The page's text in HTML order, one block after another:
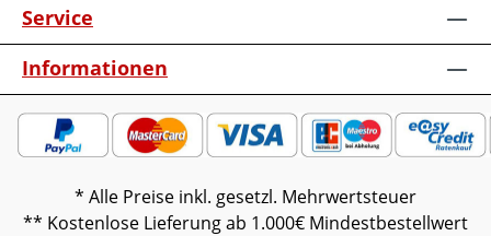
Service
Informationen
* Alle Preise inkl. gesetzl. Mehrwertsteuer
** Kostenlose Lieferung ab 1.000€ Mindestbestellwert